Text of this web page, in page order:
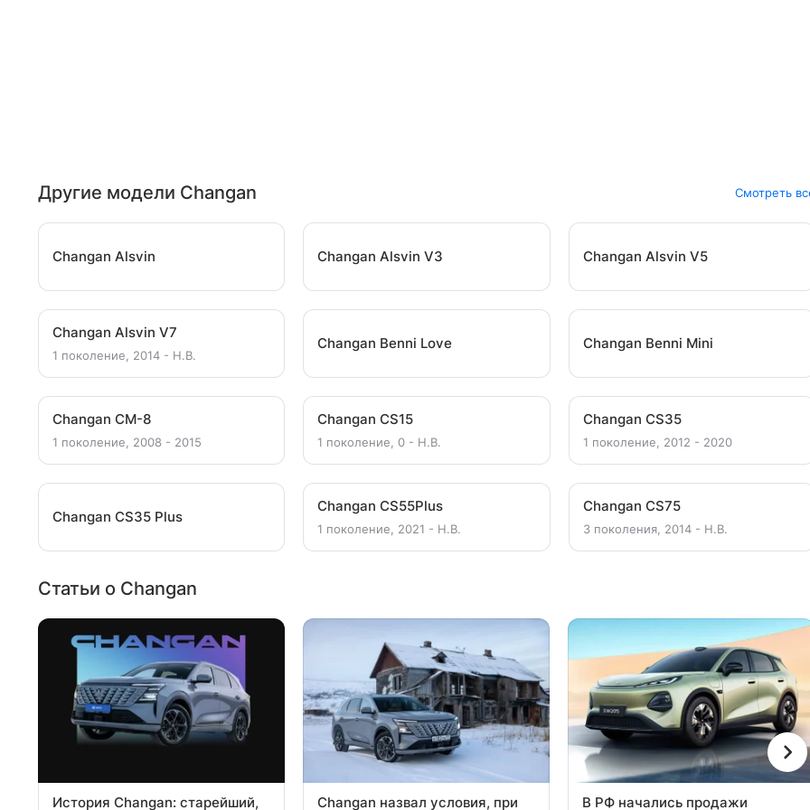
Другие модели Changan Смотреть
Changan Alsvin Changan Alsvin V3 Changan Alsvin V5
Changan Alsvin V7
1 поколение, 2014 - Н.В.
Changan Benni Love Changan Benni Mini
Changan CM-8
1 поколение, 2008 - 2015
Changan CS15
1 поколение, 0 - Н.В.
Changan CS35
1 поколение, 2012 - 2020
Changan CS35 Plus
Changan CS55Plus
1 поколение, 2021 - Н.В.
Changan CS75
3 поколения, 2014 - Н.В.
Статьи о Changan
История Changan: старейший, Changan назвал условия, при В РФ начались продажи